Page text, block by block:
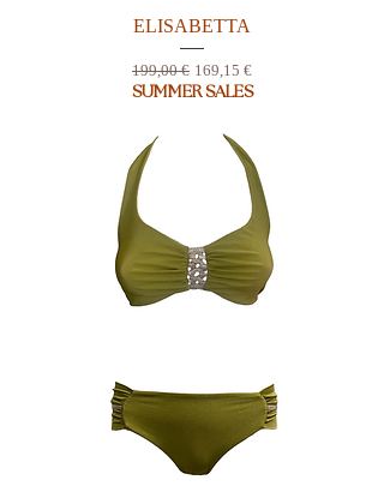
ELISABETTA
Prix original
199,00 € Prix promotionnel
169,15 €
SUMMER SALES